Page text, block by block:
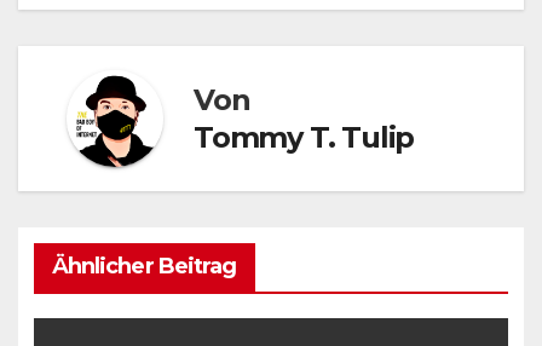
Von
Tommy T. Tulip
Ähnlicher Beitrag